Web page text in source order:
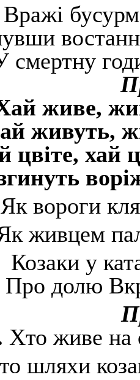
Вражі
смертну
живе,
живуть,
цвіте, хай
Як вороги
живцем
Козаки у
Про долю
Хто живе на
шляхи